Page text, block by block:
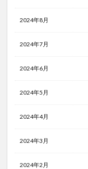
2024年8月
2024年7月
2024年6月
2024年5月
2024年4月
2024年3月
2024年2月